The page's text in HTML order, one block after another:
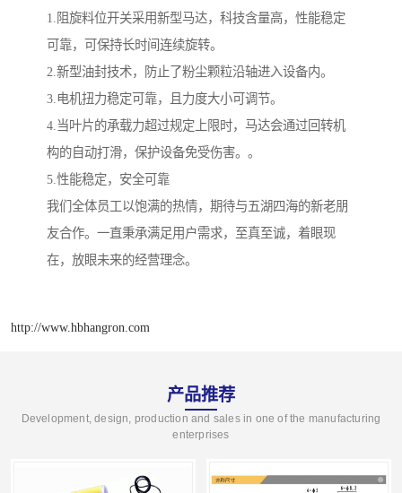
1.阻旋料位开关采用新型马达，科技含量高，性能稳定
可靠，可保持长时间连续旋转。
2.新型油封技术，防止了粉尘颗粒沿轴进入设备内。
3.电机扭力稳定可靠，且力度大小可调节。
4.当叶片的承载力超过规定上限时，马达会通过回转机
构的自动打滑，保护设备免受伤害。。
5.性能稳定，安全可靠
我们全体员工以饱满的热情，期待与五湖四海的新老朋
友合作。一直秉承满足用户需求，至真至诚，着眼现
在，放眼未来的经营理念。
http://www.hbhangron.com
产品推荐
Development, design, production and sales in one of the manufacturing
enterprises